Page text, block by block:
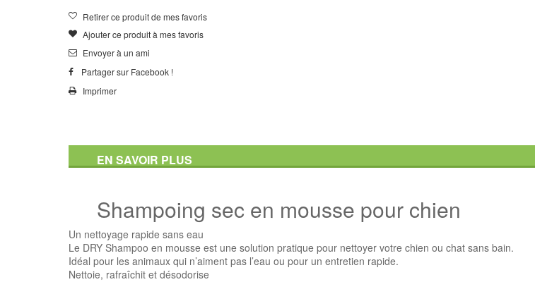
Retirer ce produit de mes favoris
Ajouter ce produit à mes favoris
Envoyer à un ami
Partager sur Facebook !
Imprimer
EN SAVOIR PLUS
Shampoing sec en mousse pour chien
Un nettoyage rapide sans eau
Le DRY Shampoo en mousse est une solution pratique pour nettoyer votre chien ou chat sans bain.
Idéal pour les animaux qui n’aiment pas l’eau ou pour un entretien rapide.
Nettoie, rafraîchit et désodorise